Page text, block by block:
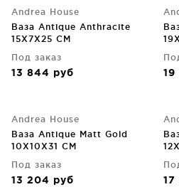
Andrea House
Ваза Antique Anthracite
15X7X25 CM
Под заказ
13 844 руб 19
Andrea House
Ваза Antique Matt Gold
10X10X31 CM
Под заказ
13 204 руб 17